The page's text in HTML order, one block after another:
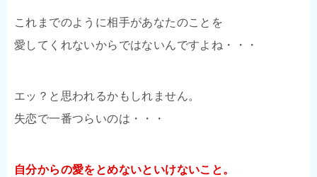
これまでのように相手があなたのことを
愛してくれないからではないんですよね・・・
エッ？と思われるかもしれません。
失恋で一番つらいのは・・・
自分からの愛をとめないといけないこと。